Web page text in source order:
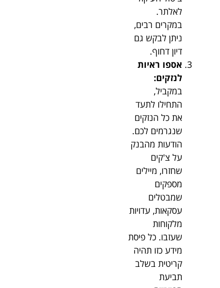
לאלתר.
במקרים רבים,
ניתן לבקש גם
דיון דחוף.
אספו ראיות
לנזקים:
במקביל,
התחילו לתעד
את כל הנזקים
שנגרמים לכם.
הודעות מהבנק
על צ'קים
שחזרו, מיילים
מספקים
שמבטלים
עסקאות, עדויות
מלקוחות
שעזבו. כל פיסת
מידע כזו תהיה
קריטית בשלב
תביעת